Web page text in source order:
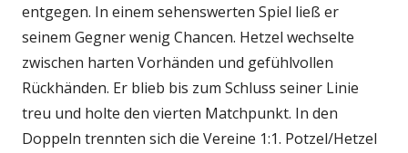
entgegen. In einem sehenswerten Spiel ließ er
seinem Gegner wenig Chancen. Hetzel wechselte
zwischen harten Vorhänden und gefühlvollen
Rückhänden. Er blieb bis zum Schluss seiner Linie
treu und holte den vierten Matchpunkt. In den
Doppeln trennten sich die Vereine 1:1. Potzel/Hetzel